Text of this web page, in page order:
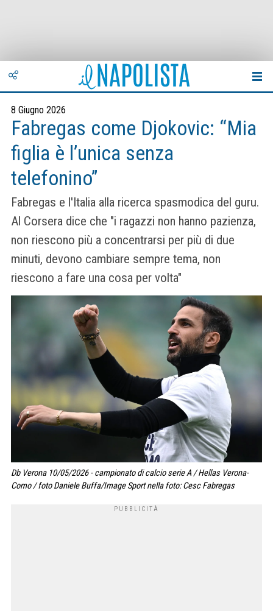
8 Giugno 2026
Fabregas come Djokovic: “Mia
figlia è l’unica senza
telefonino”
Fabregas e l'Italia alla ricerca spasmodica del guru.
Al Corsera dice che "i ragazzi non hanno pazienza,
non riescono più a concentrarsi per più di due
minuti, devono cambiare sempre tema, non
riescono a fare una cosa per volta"
Db Verona 10/05/2026 - campionato di calcio serie A / Hellas Verona-
Como / foto Daniele Buffa/Image Sport nella foto: Cesc Fabregas